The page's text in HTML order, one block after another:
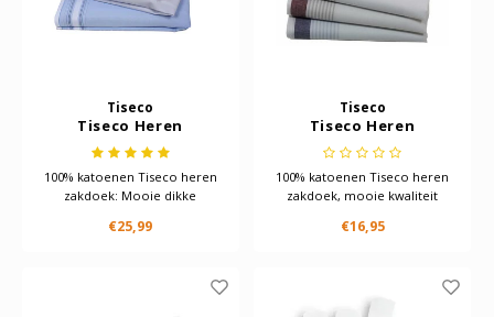
Tiseco
Tiseco Heren
zakdoeken dikke
100% katoenen Tiseco heren
zakdoek: Mooie dikke
zakdoek
€25,99
Tiseco
Tiseco Heren
zakdoeken Jack 12
100% katoenen Tiseco heren
zakdoek, mooie kwaliteit
uni witte ondergrond
€16,95